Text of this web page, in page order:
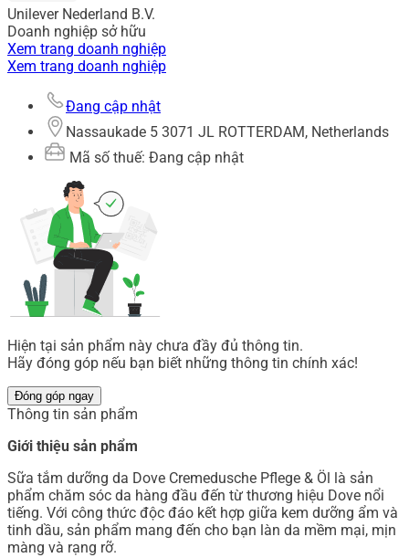
Unilever Nederland B.V.
Doanh nghiệp sở hữu
Xem trang doanh nghiệp
Xem trang doanh nghiệp
Đang cập nhật
Nassaukade 5 3071 JL ROTTERDAM, Netherlands
Mã số thuế: Đang cập nhật
Hiện tại sản phẩm này chưa đầy đủ thông tin.
Hãy đóng góp nếu bạn biết những thông tin chính xác!
Đóng góp ngay
Thông tin sản phẩm
Giới thiệu sản phẩm
Sữa tắm dưỡng da Dove Cremedusche Pflege & Öl là sản
phẩm chăm sóc da hàng đầu đến từ thương hiệu Dove nổi
tiếng. Với công thức độc đáo kết hợp giữa kem dưỡng ẩm và
tinh dầu, sản phẩm mang đến cho bạn làn da mềm mại, mịn
màng và rạng rỡ.